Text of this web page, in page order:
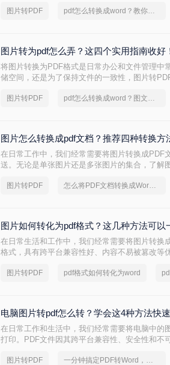
图片转PDF pdf怎么转换成word？教你一个小技巧
图片转为pdf怎么弄？这四个实用指南收好
将图片转换为PDF格式是日常办公和文件管理中
储空间，还是为了保持文件的一致性，图片转
图片转PDF pdf怎么转换成word？图文恢复指南
图片怎么转换成pdf文档？推荐四种转换方
在日常工作中，我们经常需要将图片转换成PDF
送。无论是单张图片还是多张图片的集合，了解
图片转PDF 怎么将PDF文档转换成Word文档，有什么快速的方法
图片如何转化为pdf格式？这几种方法可以
在日常生活和工作中，我们经常需要将图片转换
格式，具有跨平台兼容性好、内容不易被篡改等
帮助您轻松完成转换任务。
图片转PDF pdf格式如何转化为word
电脑图片转pdf怎么转？学会这4种方法快速
在日常工作和生活中，我们经常需要将电脑中的
打印。PDF文件因其跨平台兼容性、安全性和不
图片转PDF 一分钟搞定PDF转Word，这2种简单方法，任意选择